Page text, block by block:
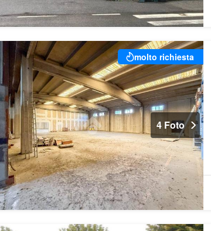
molto richiesta
4 Foto